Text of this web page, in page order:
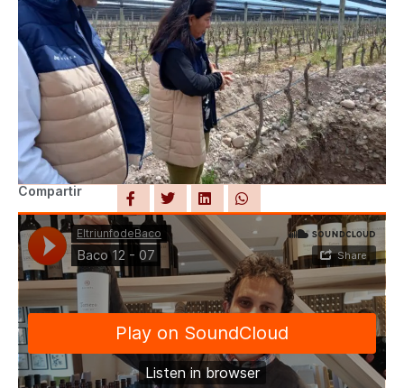
Compartir